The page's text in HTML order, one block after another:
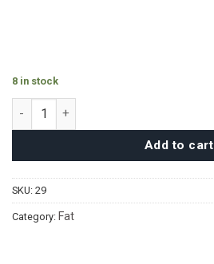
8 in stock
Pion Serveringsfat quantity
Add to cart
SKU: 29
Category: Fat